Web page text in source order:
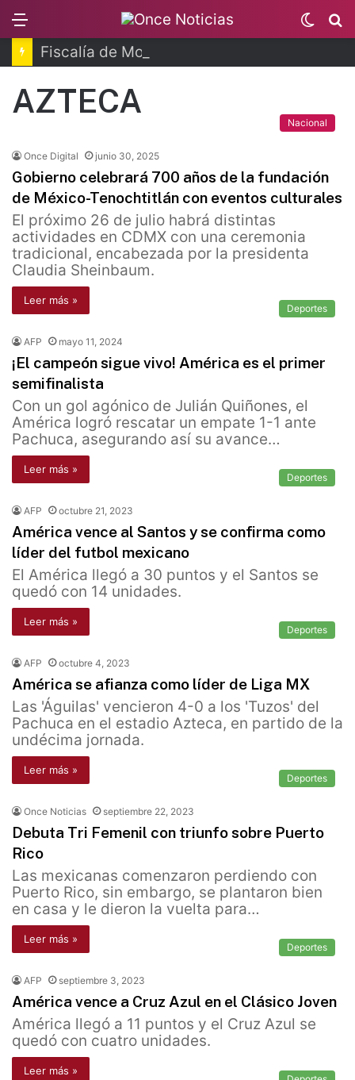
Switch
skin
AZTECA
Nacional
Once Digital junio 30, 2025
Gobierno celebrará 700 años de la fundación
de México-Tenochtitlán con eventos culturales
El próximo 26 de julio habrá distintas
actividades en CDMX con una ceremonia
tradicional, encabezada por la presidenta
Claudia Sheinbaum.
Leer más »
Deportes
AFP mayo 11, 2024
¡El campeón sigue vivo! América es el primer
semifinalista
Con un gol agónico de Julián Quiñones, el
América logró rescatar un empate 1-1 ante
Pachuca, asegurando así su avance…
Leer más »
Deportes
AFP octubre 21, 2023
América vence al Santos y se confirma como
líder del futbol mexicano
El América llegó a 30 puntos y el Santos se
quedó con 14 unidades.
Leer más »
Deportes
AFP octubre 4, 2023
América se afianza como líder de Liga MX
Las 'Águilas' vencieron 4-0 a los 'Tuzos' del
Pachuca en el estadio Azteca, en partido de la
undécima jornada.
Leer más »
Deportes
Once Noticias septiembre 22, 2023
Debuta Tri Femenil con triunfo sobre Puerto
Rico
Las mexicanas comenzaron perdiendo con
Puerto Rico, sin embargo, se plantaron bien
en casa y le dieron la vuelta para…
Leer más »
Deportes
AFP septiembre 3, 2023
América vence a Cruz Azul en el Clásico Joven
América llegó a 11 puntos y el Cruz Azul se
quedó con cuatro unidades.
Leer más »